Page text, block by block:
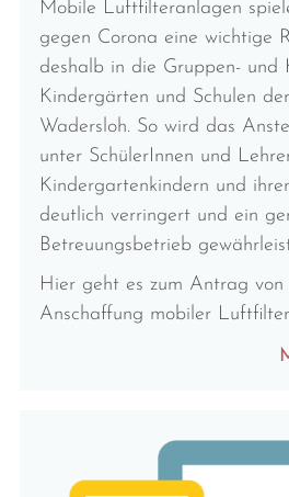
Mobile Luftfilteranlagen
gegen Corona eine wichtige
deshalb in die Gruppen- und
Kindergärten und Schulen
Wadersloh. So wird das
unter SchülerInnen und
Kindergartenkindern und
deutlich verringert und ein
Betreuungsbetrieb
Hier geht es zum Antrag
Anschaffung mobiler